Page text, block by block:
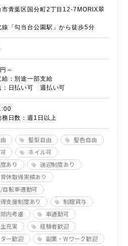
市青葉区国分町2丁目12-7MORIX翠
線「勾当台公園駅」から徒歩5分
～
：別途一部支給
日払い可 週払い可
日数：週1日以上
髪型自由
髪色自由
ネイル可
あり
送迎制度あり
休取得実績あり
自転車通勤可
支援制度あり
制服貸与
内考慮
車通勤可
充実
経験者歓迎
ー歓迎
副業・Wワーク歓迎